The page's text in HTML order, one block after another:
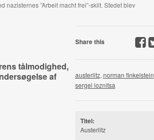
”Arbeit macht frei”-skilt. Stedet blev
tålmodighed,
af
Share this
austerlitz, norman finkelstein
sergei loznitsa
Titel:
Austerlitz